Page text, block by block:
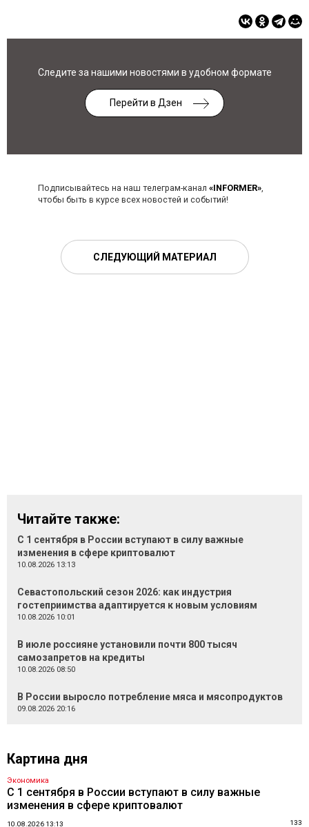
Следите за нашими новостями в удобном формате
Перейти в Дзен
Подписывайтесь на наш телеграм-канал «INFORMER»,
чтобы быть в курсе всех новостей и событий!
СЛЕДУЮЩИЙ МАТЕРИАЛ
Читайте также:
С 1 сентября в России вступают в силу важные
изменения в сфере криптовалют
10.08.2026 13:13
Севастопольский сезон 2026: как индустрия
гостеприимства адаптируется к новым условиям
10.08.2026 10:01
В июле россияне установили почти 800 тысяч
самозапретов на кредиты
10.08.2026 08:50
В России выросло потребление мяса и мясопродуктов
09.08.2026 20:16
Картина дня
Экономика
С 1 сентября в России вступают в силу важные
изменения в сфере криптовалют
10.08.2026 13:13 133